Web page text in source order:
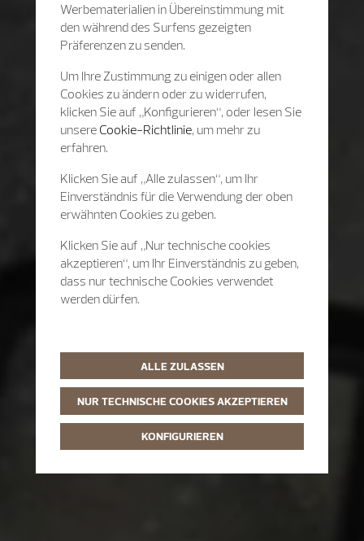
Werbematerialien in Übereinstimmung mit
den während des Surfens gezeigten
Präferenzen zu senden.
Um Ihre Zustimmung zu einigen oder allen
Cookies zu ändern oder zu widerrufen,
klicken Sie auf „Konfigurieren“, oder lesen Sie
unsere Cookie-Richtlinie, um mehr zu
erfahren.
Klicken Sie auf „Alle zulassen“, um Ihr
Einverständnis für die Verwendung der oben
erwähnten Cookies zu geben.
Klicken Sie auf „Nur technische cookies
akzeptieren“, um Ihr Einverständnis zu geben,
dass nur technische Cookies verwendet
werden dürfen.
ALLE ZULASSEN
NUR TECHNISCHE COOKIES AKZEPTIEREN
KONFIGURIEREN